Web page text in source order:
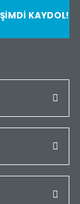
ŞİMDİ KAYDOL!